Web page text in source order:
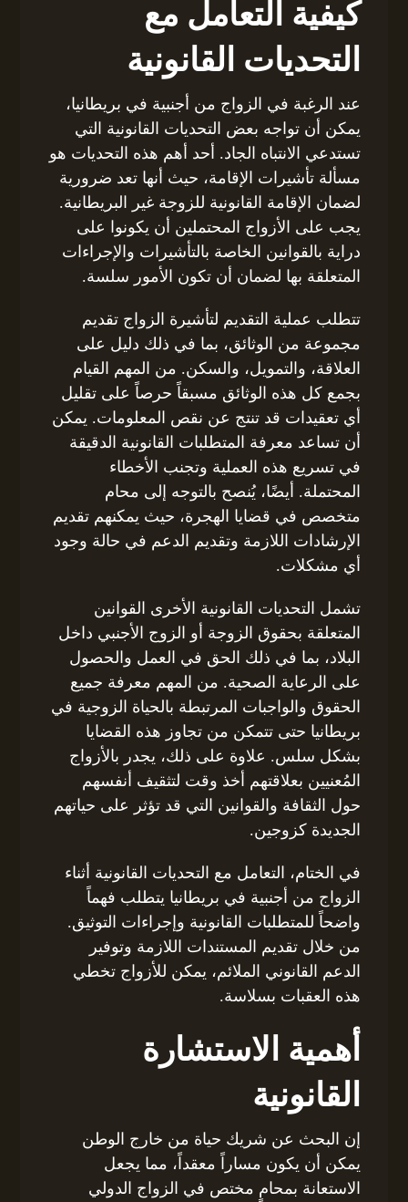
كيفية التعامل مع
التحديات القانونية
عند الرغبة في الزواج من أجنبية في بريطانيا،
يمكن أن تواجه بعض التحديات القانونية التي
تستدعي الانتباه الجاد. أحد أهم هذه التحديات هو
مسألة تأشيرات الإقامة، حيث أنها تعد ضرورية
لضمان الإقامة القانونية للزوجة غير البريطانية.
يجب على الأزواج المحتملين أن يكونوا على
دراية بالقوانين الخاصة بالتأشيرات والإجراءات
المتعلقة بها لضمان أن تكون الأمور سلسة.
تتطلب عملية التقديم لتأشيرة الزواج تقديم
مجموعة من الوثائق، بما في ذلك دليل على
العلاقة، والتمويل، والسكن. من المهم القيام
بجمع كل هذه الوثائق مسبقاً حرصاً على تقليل
أي تعقيدات قد تنتج عن نقص المعلومات. يمكن
أن تساعد معرفة المتطلبات القانونية الدقيقة
في تسريع هذه العملية وتجنب الأخطاء
المحتملة. أيضًا، يُنصح بالتوجه إلى محام
متخصص في قضايا الهجرة، حيث يمكنهم تقديم
الإرشادات اللازمة وتقديم الدعم في حالة وجود
أي مشكلات.
تشمل التحديات القانونية الأخرى القوانين
المتعلقة بحقوق الزوجة أو الزوج الأجنبي داخل
البلاد، بما في ذلك الحق في العمل والحصول
على الرعاية الصحية. من المهم معرفة جميع
الحقوق والواجبات المرتبطة بالحياة الزوجية في
بريطانيا حتى تتمكن من تجاوز هذه القضايا
بشكل سلس. علاوة على ذلك، يجدر بالأزواج
المُعنيين بعلاقتهم أخذ وقت لتثقيف أنفسهم
حول الثقافة والقوانين التي قد تؤثر على حياتهم
الجديدة كزوجين.
في الختام، التعامل مع التحديات القانونية أثناء
الزواج من أجنبية في بريطانيا يتطلب فهماً
واضحاً للمتطلبات القانونية وإجراءات التوثيق.
من خلال تقديم المستندات اللازمة وتوفير
الدعم القانوني الملائم، يمكن للأزواج تخطي
هذه العقبات بسلاسة.
أهمية الاستشارة
القانونية
إن البحث عن شريك حياة من خارج الوطن
يمكن أن يكون مساراً معقداً، مما يجعل
الاستعانة بمحامٍ مختص في الزواج الدولي